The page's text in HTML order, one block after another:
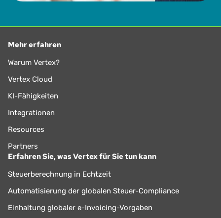
Mehr erfahren
Warum Vertex?
Vertex Cloud
KI-Fähigkeiten
Integrationen
Resources
Partners
Erfahren Sie, was Vertex für Sie tun kann
Steuerberechnung in Echtzeit
Automatisierung der globalen Steuer-Compliance
Einhaltung globaler e-Invoicing-Vorgaben